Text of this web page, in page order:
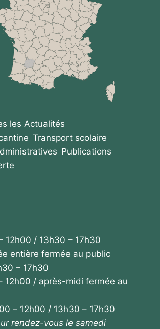
les Actualités
Transport scolaire
Publications
12h00 / 13h30 – 17h30
entière fermée au public
– 17h30
12h00 / après-midi fermée au
– 12h00 / 13h30 – 17h30
rendez-vous le samedi